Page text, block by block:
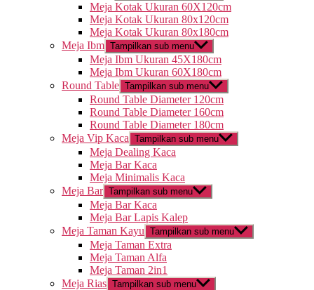
Meja Kotak Ukuran 60X120cm
Meja Kotak Ukuran 80x120cm
Meja Kotak Ukuran 80x180cm
Meja Ibm Tampilkan sub menu
Meja Ibm Ukuran 45X180cm
Meja Ibm Ukuran 60X180cm
Round Table Tampilkan sub menu
Round Table Diameter 120cm
Round Table Diameter 160cm
Round Table Diameter 180cm
Meja Vip Kaca Tampilkan sub menu
Meja Dealing Kaca
Meja Bar Kaca
Meja Minimalis Kaca
Meja Bar Tampilkan sub menu
Meja Bar Kaca
Meja Bar Lapis Kalep
Meja Taman Kayu Tampilkan sub menu
Meja Taman Extra
Meja Taman Alfa
Meja Taman 2in1
Meja Rias Tampilkan sub menu